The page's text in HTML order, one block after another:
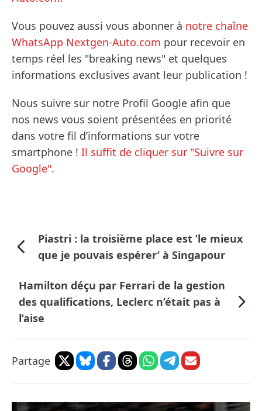
Vous pouvez aussi vous abonner à notre chaîne
WhatsApp Nextgen-Auto.com pour recevoir en
temps réel les "breaking news" et quelques
informations exclusives avant leur publication !
Nous suivre sur notre Profil Google afin que
nos news vous soient présentées en priorité
dans votre fil d’informations sur votre
smartphone ! Il suffit de cliquer sur "Suivre sur
Google".
Piastri : la troisième place est ’le mieux
que je pouvais espérer’ à Singapour
Hamilton déçu par Ferrari de la gestion
des qualifications, Leclerc n’était pas à
l’aise
Partage